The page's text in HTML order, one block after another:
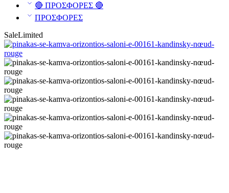
🔴 ΠΡΟΣΦΟΡΕΣ 🔴
ΠΡΟΣΦΟΡΕΣ
SaleLimited